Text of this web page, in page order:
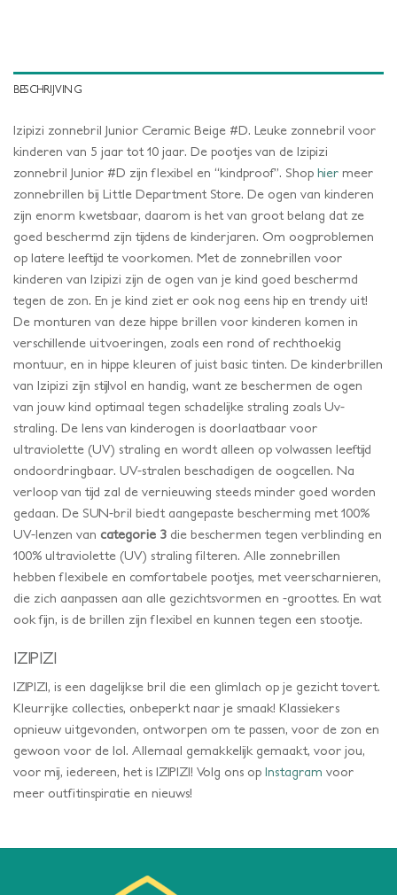
BESCHRIJVING
Izipizi zonnebril Junior Ceramic Beige #D. Leuke zonnebril voor
kinderen van 5 jaar tot 10 jaar. De pootjes van de Izipizi
zonnebril Junior #D zijn flexibel en “kindproof”. Shop hier meer
zonnebrillen bij Little Department Store. De ogen van kinderen
zijn enorm kwetsbaar, daarom is het van groot belang dat ze
goed beschermd zijn tijdens de kinderjaren. Om oogproblemen
op latere leeftijd te voorkomen. Met de zonnebrillen voor
kinderen van Izipizi zijn de ogen van je kind goed beschermd
tegen de zon. En je kind ziet er ook nog eens hip en trendy uit!
De monturen van deze hippe brillen voor kinderen komen in
verschillende uitvoeringen, zoals een rond of rechthoekig
montuur, en in hippe kleuren of juist basic tinten. De kinderbrillen
van Izipizi zijn stijlvol en handig, want ze beschermen de ogen
van jouw kind optimaal tegen schadelijke straling zoals Uv-
straling. De lens van kinderogen is doorlaatbaar voor
ultraviolette (UV) straling en wordt alleen op volwassen leeftijd
ondoordringbaar. UV-stralen beschadigen de oogcellen. Na
verloop van tijd zal de vernieuwing steeds minder goed worden
gedaan. De SUN-bril biedt aangepaste bescherming met 100%
UV-lenzen van categorie 3 die beschermen tegen verblinding en
100% ultraviolette (UV) straling filteren. Alle zonnebrillen
hebben flexibele en comfortabele pootjes, met veerscharnieren,
die zich aanpassen aan alle gezichtsvormen en -groottes. En wat
ook fijn, is de brillen zijn flexibel en kunnen tegen een stootje.
IZIPIZI
IZIPIZI, is een dagelijkse bril die een glimlach op je gezicht tovert.
Kleurrijke collecties, onbeperkt naar je smaak! Klassiekers
opnieuw uitgevonden, ontworpen om te passen, voor de zon en
gewoon voor de lol. Allemaal gemakkelijk gemaakt, voor jou,
voor mij, iedereen, het is IZIPIZI! Volg ons op Instagram voor
meer outfitinspiratie en nieuws!